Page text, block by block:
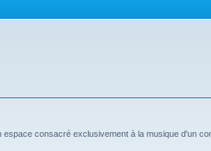
consacré exclusivement à la musique d'un